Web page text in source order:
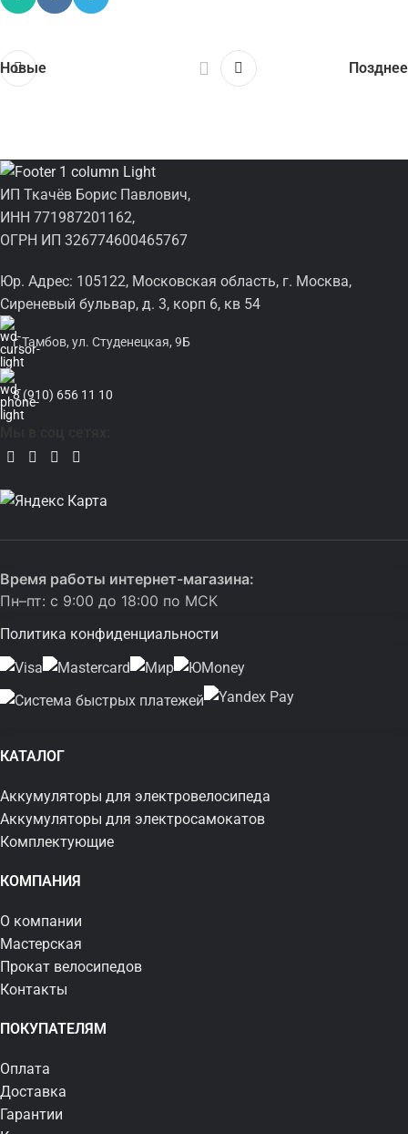
Новые Позднее
ИП Ткачёв Борис Павлович,
ИНН 771987201162,
ОГРН ИП 326774600465767
Юр. Адрес: 105122, Московская область, г. Москва,
Сиреневый бульвар, д. 3, корп 6, кв 54
г.Тамбов, ул. Студенецкая, 9Б
8 (910) 656 11 10
Время работы интернет-магазина:
Пн–пт: с 9:00 до 18:00 по МСК
Политика конфиденциальности
КАТАЛОГ
Аккумуляторы для электровелосипеда
Аккумуляторы для электросамокатов
Комплектующие
КОМПАНИЯ
О компании
Мастерская
Прокат велосипедов
Контакты
ПОКУПАТЕЛЯМ
Оплата
Доставка
Гарантии